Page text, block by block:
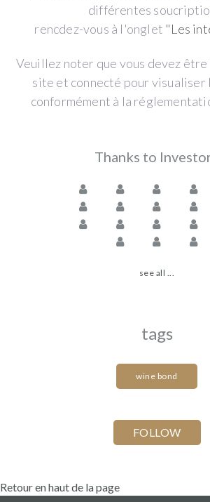
différentes
rencdez-vous à l'onglet "Les
Veuillez noter que vous devez
site et connecté pour visualiser
conformément à la
Thanks to
see all ...
tags
wine bond
Retour en haut de la page